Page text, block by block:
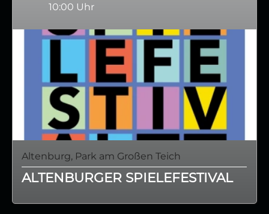
10:00 Uhr
Altenburg, Park am Großen Teich
ALTENBURGER SPIELEFESTIVAL